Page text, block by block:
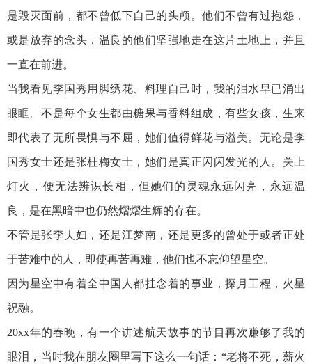
是毁灭面前，都不曾低下自己的头颅。他们不曾有过抱怨，
或是放弃的念头，温良的他们坚强地走在这片土地上，并且
一直在前进。
当我看见李国秀用脚绣花、料理自己时，我的泪水早已涌出
眼眶。不是每个女生都由糖果与香料组成，有些女孩，生来
即代表了无所畏惧与不屈，她们值得鲜花与溢美。无论是李
国秀女士还是张桂梅女士，她们是真正闪闪发光的人。关上
灯火，便无法辨识长相，但她们的灵魂永远闪亮，永远温
良，是在黑暗中也仍然熠熠生辉的存在。
不管是张李夫妇，还是江梦南，还是更多的曾处于或者正处
于苦难中的人，即使再苦再难，他们也不忘仰望星空。
因为星空中有着全中国人都挂念着的事业，探月工程，火星
祝融。
20xx年的春晚，有一个讲述航天故事的节目再次赚够了我的
眼泪，当时我在朋友圈里写下这么一句话：“老将不死，薪火